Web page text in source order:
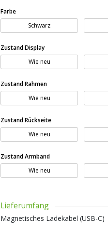
Farbe
Schwarz
Zustand Display
Wie neu
Zustand Rahmen
Wie neu
Zustand Rückseite
Wie neu
Zustand Armband
Wie neu
Lieferumfang
Magnetisches Ladekabel (USB-C)